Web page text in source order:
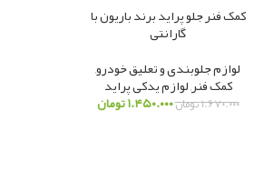
کمک فنر جلو پراید برند باریون با
گارانتی
لوازم جلوبندی و تعلیق خودرو,
کمک فنر,لوازم یدکی پراید
۱.۶۷۰.۰۰۰تومان۱.۴۵۰.۰۰۰تومان